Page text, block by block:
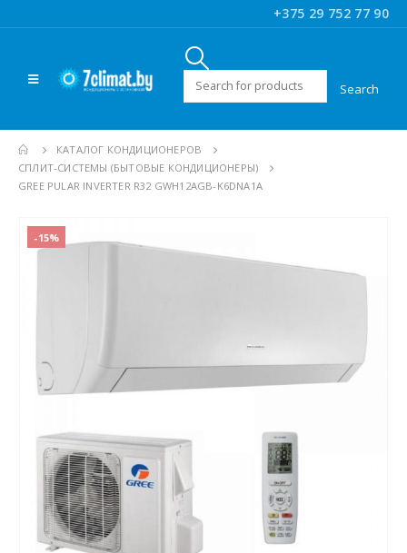
+375 29 752 77 90
Искать:
КАТАЛОГ КОНДИЦИОНЕРОВ
CПЛИТ-СИСТЕМЫ (БЫТОВЫЕ КОНДИЦИОНЕРЫ)
GREE PULAR INVERTER R32 GWH12AGB-K6DNA1A
-15%